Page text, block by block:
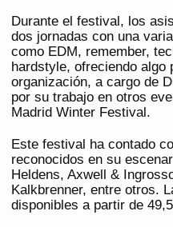
Durante el festival, los
dos jornadas con una
como EDM, remember,
hardstyle, ofreciendo algo
organización, a cargo de
por su trabajo en otros
Madrid Winter Festival.
Este festival ha contado
reconocidos en su
Heldens, Axwell &
Kalkbrenner, entre otros.
disponibles a partir de